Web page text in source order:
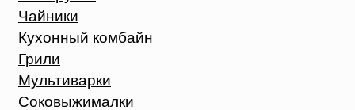
Чайники
Кухонный комбайн
Грили
Мультиварки
Соковыжималки